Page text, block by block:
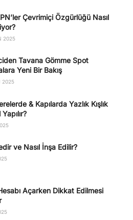
Çevrimiçi Özgürlüğü Nasıl
2025
Tavana Gömme Spot
Yeni Bir Bakış
2025
& Kapılarda Yazlık Kışlık
ve Nasıl İnşa Edilir?
Açarken Dikkat Edilmesi